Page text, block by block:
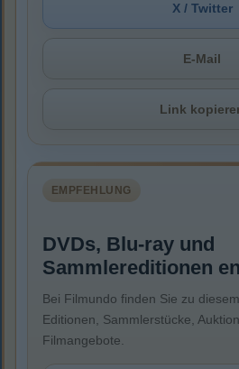
X / Twitter
E-Mail
Link
EMPFEHLUNG
DVDs, Blu-ray und
Sammlereditionen
Bei Filmundo finden Sie zu
Editionen, Sammlerstücke,
Filmangebote.